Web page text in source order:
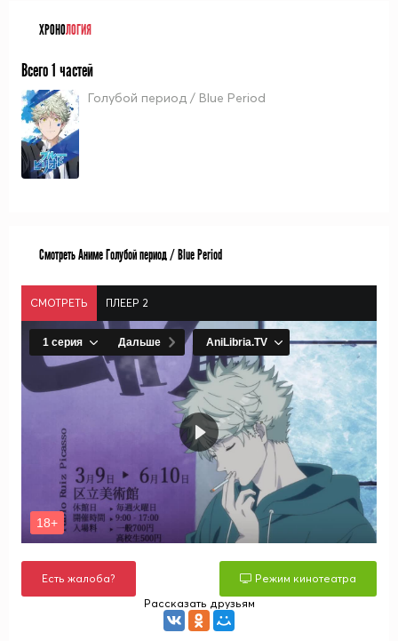
ХРОНОЛОГИЯ
Всего 1 частей
Голубой период / Blue Period
Смотреть Аниме Голубой период / Blue Period
СМОТРЕТЬ ПЛЕЕР 2
Есть жалоба?
Режим кинотеатра
Рассказать друзьям